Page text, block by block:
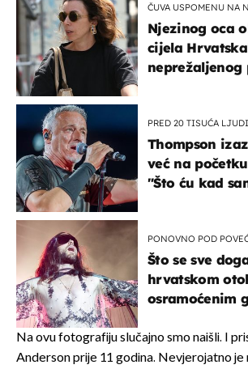
ČUVA USPOMENU NA
Njezinog oca
cijela
neprežaljenog
PRED 20 TISUĆA LJUDI
Thompson
već na
"Što ću kad
PONOVNO POD
Što se sve
hrvatskom
osramoćenim
izazivaju
Na ovu fotografiju slučajno smo naišli. I
Anderson prije 11 godina. Nevjerojatno je